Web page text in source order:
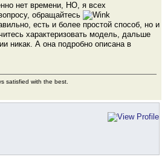
нет времени, НО, я всех
обращайтесь
есть и более простой способ, но и
характеризовать модель, дальше
никак. А она подробно описана в
satisfied with the best.